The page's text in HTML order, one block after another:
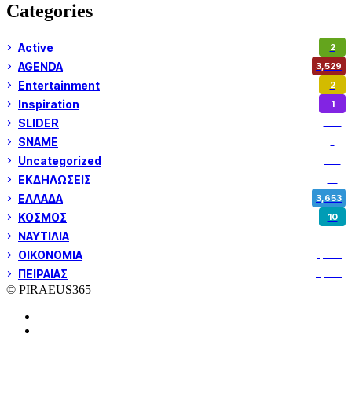
Categories
Active 2
AGENDA 3,529
Entertainment 2
Inspiration 1
SLIDER
SNAME
Uncategorized
ΕΚΔΗΛΩΣΕΙΣ
ΕΛΛΑΔΑ 3,653
ΚΟΣΜΟΣ 10
ΝΑΥΤΙΛΙΑ
ΟΙΚΟΝΟΜΙΑ
ΠΕΙΡΑΙΑΣ
© PIRAEUS365